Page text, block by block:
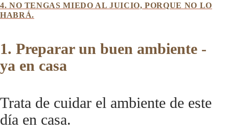
4. NO TENGAS MIEDO AL JUICIO, PORQUE NO LO
HABRÁ.
1. Preparar un buen ambiente -
ya en casa
Trata de cuidar el ambiente de este
día en casa.